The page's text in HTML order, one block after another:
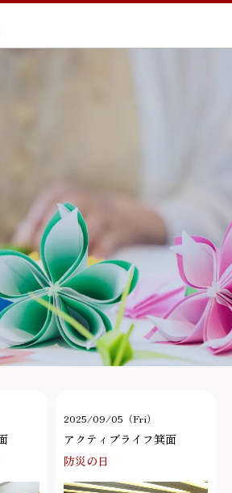
2025/09/05（Fri）
アクティブライフ箕面
防災の日